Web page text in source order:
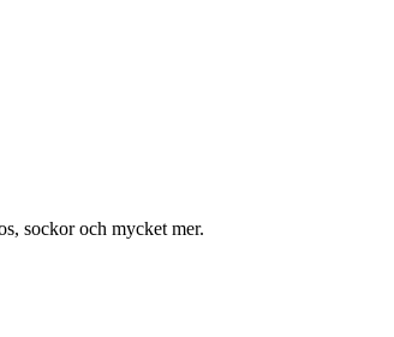
sockor och mycket mer.